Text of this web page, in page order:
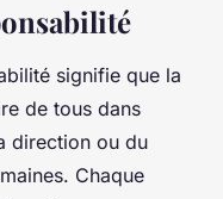
signifie que la
de tous dans
direction ou du
Chaque